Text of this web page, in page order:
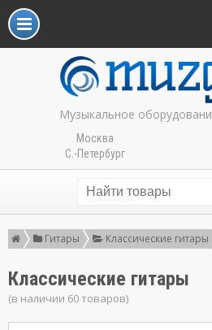
Музыкальное
Москва
С.-Петербург
Гитары Классические гитары
Классические гитары
(в наличии 60 товаров)